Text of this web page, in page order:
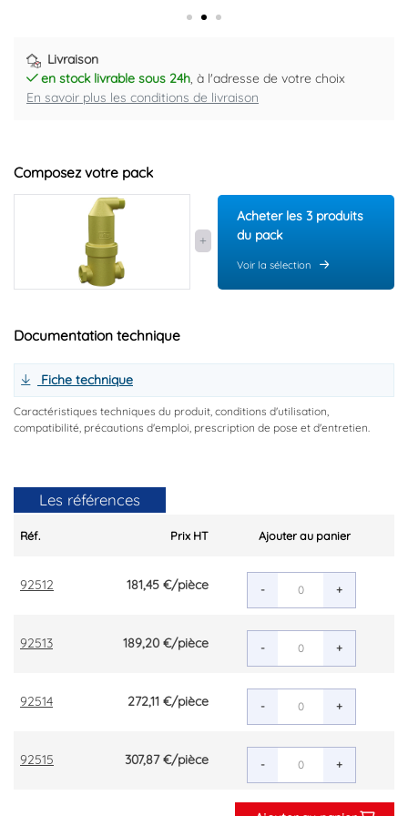
Livraison
en stock livrable sous 24h, à l'adresse de votre choix
En savoir plus les conditions de livraison
Composez votre pack
Acheter les 3 produits
du pack
Voir la sélection
Documentation technique
Fiche technique
Caractéristiques techniques du produit, conditions d'utilisation,
compatibilité, précautions d'emploi, prescription de pose et d'entretien.
Les références
Réf. Prix HT Ajouter au panier
92512 181,45 €/pièce - +
92513 189,20 €/pièce - +
92514 272,11 €/pièce - +
92515 307,87 €/pièce - +